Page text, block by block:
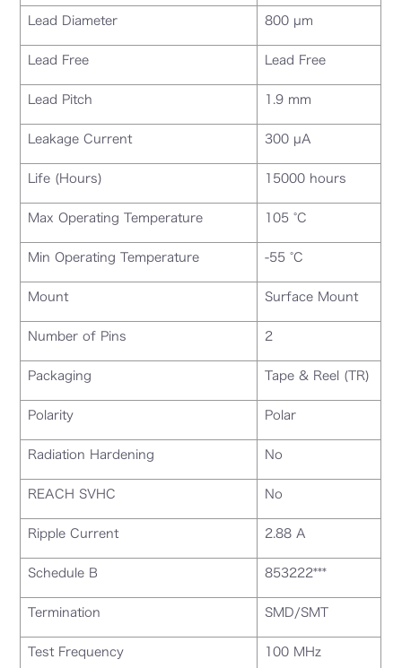
Lead Diameter 800 µm
Lead Free Lead Free
Lead Pitch 1.9 mm
Leakage Current 300 µA
Life (Hours) 15000 hours
Max Operating Temperature 105 °C
Min Operating Temperature -55 °C
Mount Surface Mount
Number of Pins 2
Packaging Tape & Reel (TR)
Polarity Polar
Radiation Hardening No
REACH SVHC No
Ripple Current 2.88 A
Schedule B 853222***
Termination SMD/SMT
Test Frequency 100 MHz